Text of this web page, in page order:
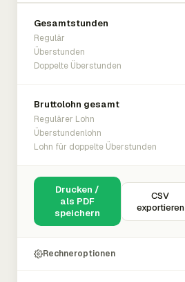
Gesamtstunden
Regulär
Überstunden
Doppelte Überstunden
Bruttolohn gesamt
Regulärer Lohn
Überstundenlohn
Lohn für doppelte Überstunden
Drucken /
als PDF
speichern
CSV
exportieren
Rechneroptionen